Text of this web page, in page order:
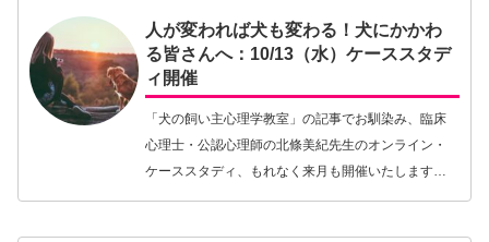
人が変われば犬も変わる！犬にかかわ
る皆さんへ：10/13（水）ケーススタデ
ィ開催
「犬の飼い主心理学教室」の記事でお馴染み、臨床
心理士・公認心理師の北條美紀先生のオンライン・
ケーススタディ、もれなく来月も開催いたします！